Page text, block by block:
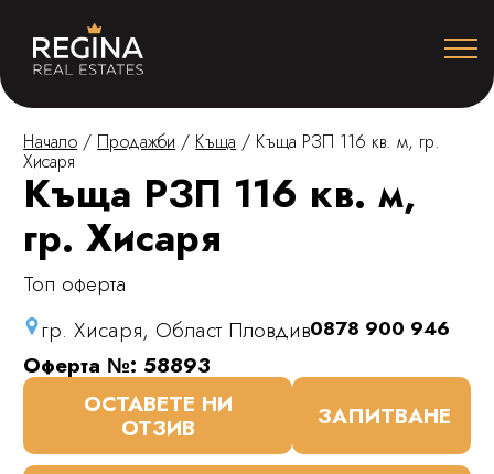
Начало / Продажби / Къща / Къща РЗП 116 кв. м, гр.
Хисаря
Къща РЗП 116 кв. м,
гр. Хисаря
Топ оферта
гр. Хисаря, Област Пловдив0878 900 946
Оферта №: 58893
ОСТАВЕТЕ НИ
ОТЗИВ ЗАПИТВАНЕ